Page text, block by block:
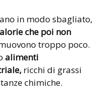
in modo sbagliato,
che poi non
troppo poco.
alimenti
ricchi di grassi
chimiche.